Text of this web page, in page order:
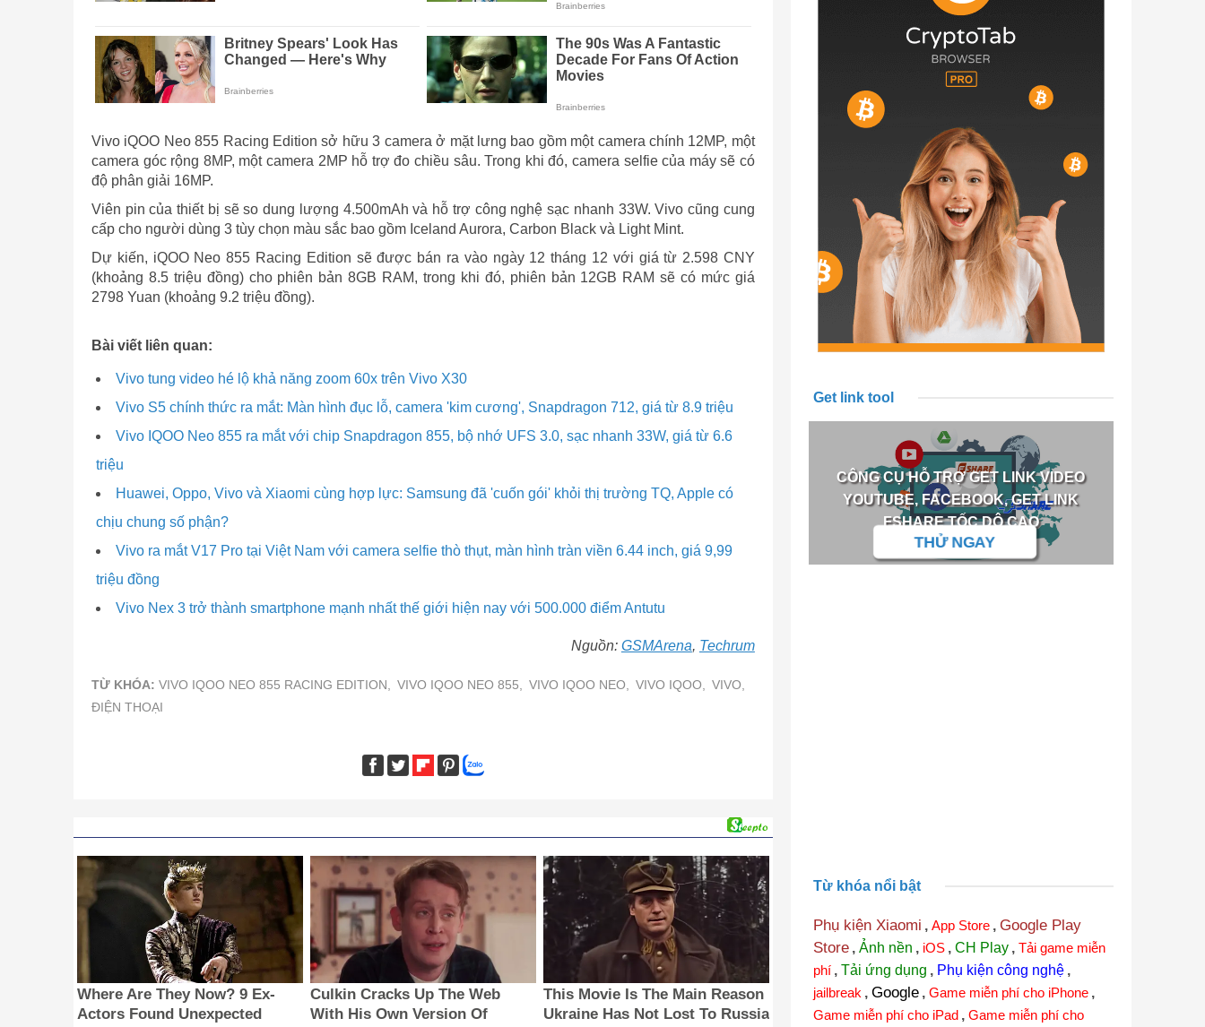
Vivo iQOO Neo 855 Racing Edition sở hữu 3 camera ở mặt lưng bao gồm một camera chính 12MP, một
camera góc rộng 8MP, một camera 2MP hỗ trợ đo chiều sâu. Trong khi đó, camera selfie của máy sẽ có
độ phân giải 16MP.
Viên pin của thiết bị sẽ so dung lượng 4.500mAh và hỗ trợ công nghệ sạc nhanh 33W. Vivo cũng cung
cấp cho người dùng 3 tùy chọn màu sắc bao gồm Iceland Aurora, Carbon Black và Light Mint.
Dự kiến, iQOO Neo 855 Racing Edition sẽ được bán ra vào ngày 12 tháng 12 với giá từ 2.598 CNY
(khoảng 8.5 triệu đồng) cho phiên bản 8GB RAM, trong khi đó, phiên bản 12GB RAM sẽ có mức giá
2798 Yuan (khoảng 9.2 triệu đồng).
Bài viết liên quan:
Vivo tung video hé lộ khả năng zoom 60x trên Vivo X30
Vivo S5 chính thức ra mắt: Màn hình đục lỗ, camera 'kim cương', Snapdragon 712, giá từ 8.9 triệu
Vivo IQOO Neo 855 ra mắt với chip Snapdragon 855, bộ nhớ UFS 3.0, sạc nhanh 33W, giá từ 6.6
triệu
Huawei, Oppo, Vivo và Xiaomi cùng hợp lực: Samsung đã 'cuốn gói' khỏi thị trường TQ, Apple có
chịu chung số phận?
Vivo ra mắt V17 Pro tại Việt Nam với camera selfie thò thụt, màn hình tràn viền 6.44 inch, giá 9,99
triệu đồng
Vivo Nex 3 trở thành smartphone mạnh nhất thế giới hiện nay với 500.000 điểm Antutu
Nguồn: GSMArena​, Techrum
TỪ KHÓA: VIVO IQOO NEO 855 RACING EDITION, VIVO IQOO NEO 855, VIVO IQOO NEO, VIVO IQOO,
VIVO,
ĐIỆN THOẠI
Get link tool
CÔNG CỤ HỖ TRỢ GET LINK VIDEO
YOUTUBE, FACEBOOK, GET LINK
FSHARE TỐC DỘ CAO
THỬ NGAY
Từ khóa nổi bật
Phụ kiện Xiaomi , App Store , Google Play
Store , Ảnh nền , iOS , CH Play , Tải game miễn
phí , Tải ứng dụng , Phụ kiện công nghệ ,
jailbreak , Google , Game miễn phí cho iPhone ,
Game miễn phí cho iPad , Game miễn phí cho